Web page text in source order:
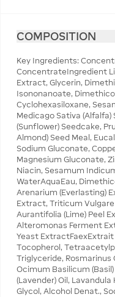
COMPOSITION
Key Ingredients:
ConcentrateIngredient
Extract, Glycerin,
Isononanoate,
Cyclohexasiloxane,
Medicago Sativa (Alfalfa)
(Sunflower) Seedcake,
Almond) Seed Meal,
Sodium Gluconate,
Magnesium Gluconate,
Niacin, Sesamum
WaterAquaEau,
Arenarium (Everlasting)
Extract, Triticum Vulgare
Aurantifolia (Lime) Peel
Alteromonas Ferment
Yeast ExtractFaexExtrait
Tocopherol,
Triglyceride, Rosmarinus
Ocimum Basilicum
(Lavender) Oil, Lavandula
Glycol, Alcohol Denat.,